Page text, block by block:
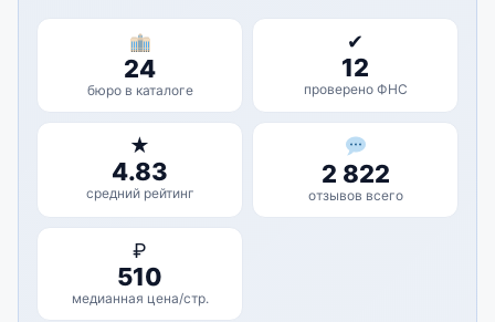
24
бюро в каталоге
✔
12
проверено ФНС
★
4.83
средний рейтинг
2 822
отзывов всего
₽
510
медианная цена/стр.